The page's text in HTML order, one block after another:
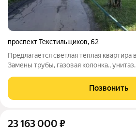
проспект Текстильщиков,62
Предлагается светлая теплая
Замены трубы, газовая колонка.,
шаговой доступности школы, детские
аптеки, ТЦ Аксон,
Позвонить
23 163 000 ₽